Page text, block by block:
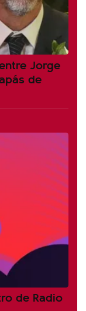
Jorge
de
de Radio